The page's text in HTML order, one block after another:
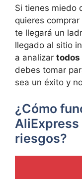
Si tienes miedo
quieres
te llegará un
llegado al sitio
a analizar todos
debes tomar
sea un éxito y
¿Cómo
AliExpress
riesgos?